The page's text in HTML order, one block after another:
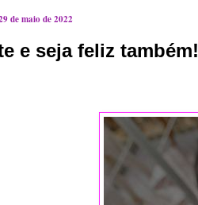
de maio de 2022
e seja feliz também!